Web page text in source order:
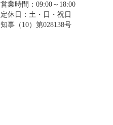
営業時間：09:00～18:00
定休日：土・日・祝日
知事（10）第028138号